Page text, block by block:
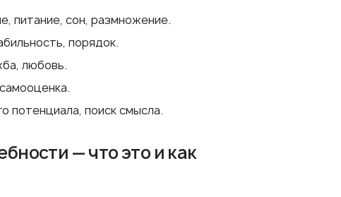
питание, сон, размножение.
порядок.
любовь.
потенциала, поиск смысла.
— что это и как